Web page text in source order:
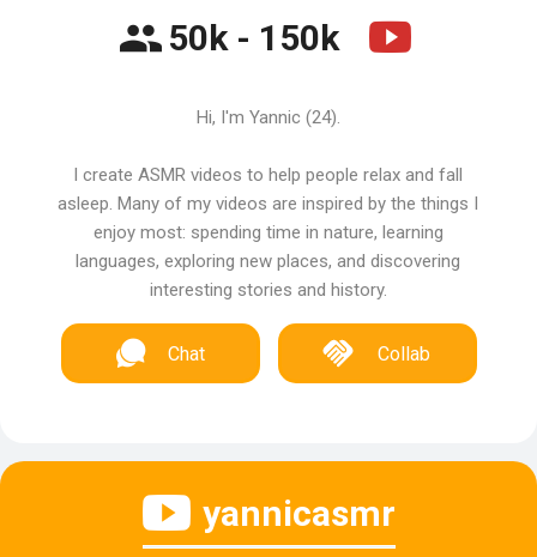
50k - 150k
Hi, I'm Yannic (24).
I create ASMR videos to help people relax and fall
asleep. Many of my videos are inspired by the things I
enjoy most: spending time in nature, learning
languages, exploring new places, and discovering
interesting stories and history.
Chat Collab
yannicasmr